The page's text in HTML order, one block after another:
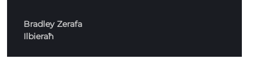
Bradley Zerafa
Ilbieraħ